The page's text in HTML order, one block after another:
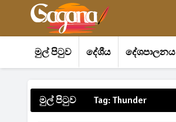
මුල් පිටුව දේශීය දේශපාලනය
මුල් පිටුව Tag: Thunder